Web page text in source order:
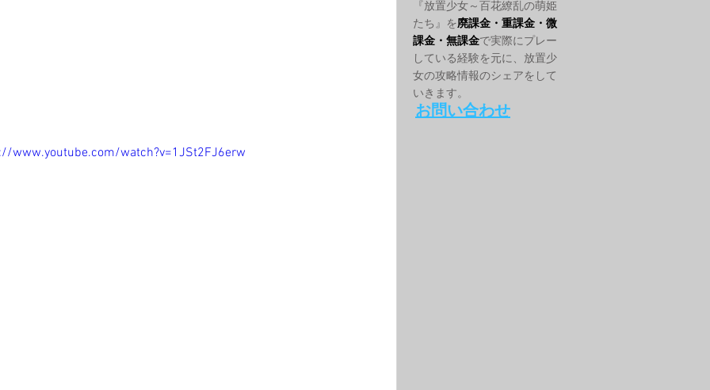
www.youtube.com/watch?v=1JSt2FJ6erw
お問い合わせ
『放置少女～百花繚乱の萌姫
たち』を廃課金・重課金・微
課金・無課金で実際にプレー
している経験を元に、放置少
女の攻略情報のシェアをして
いきます。